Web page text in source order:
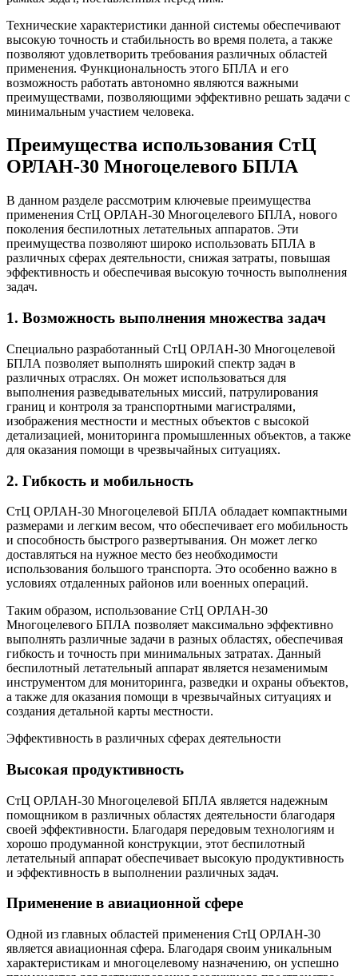
Технические характеристики данной системы обеспечивают
высокую точность и стабильность во время полета, а также
позволяют удовлетворить требования различных областей
применения. Функциональность этого БПЛА и его
возможность работать автономно являются важными
преимуществами, позволяющими эффективно решать задачи с
минимальным участием человека.
Преимущества использования СтЦ
ОРЛАН-30 Многоцелевого БПЛА
В данном разделе рассмотрим ключевые преимущества
применения СтЦ ОРЛАН-30 Многоцелевого БПЛА, нового
поколения беспилотных летательных аппаратов. Эти
преимущества позволяют широко использовать БПЛА в
различных сферах деятельности, снижая затраты, повышая
эффективность и обеспечивая высокую точность выполнения
задач.
1. Возможность выполнения множества задач
Специально разработанный СтЦ ОРЛАН-30 Многоцелевой
БПЛА позволяет выполнять широкий спектр задач в
различных отраслях. Он может использоваться для
выполнения разведывательных миссий, патрулирования
границ и контроля за транспортными магистралями,
изображения местности и местных объектов с высокой
детализацией, мониторинга промышленных объектов, а также
для оказания помощи в чрезвычайных ситуациях.
2. Гибкость и мобильность
СтЦ ОРЛАН-30 Многоцелевой БПЛА обладает компактными
размерами и легким весом, что обеспечивает его мобильность
и способность быстрого развертывания. Он может легко
доставляться на нужное место без необходимости
использования большого транспорта. Это особенно важно в
условиях отдаленных районов или военных операций.
Таким образом, использование СтЦ ОРЛАН-30
Многоцелевого БПЛА позволяет максимально эффективно
выполнять различные задачи в разных областях, обеспечивая
гибкость и точность при минимальных затратах. Данный
беспилотный летательный аппарат является незаменимым
инструментом для мониторинга, разведки и охраны объектов,
а также для оказания помощи в чрезвычайных ситуациях и
создания детальной карты местности.
Эффективность в различных сферах деятельности
Высокая продуктивность
СтЦ ОРЛАН-30 Многоцелевой БПЛА является надежным
помощником в различных областях деятельности благодаря
своей эффективности. Благодаря передовым технологиям и
хорошо продуманной конструкции, этот беспилотный
летательный аппарат обеспечивает высокую продуктивность
и эффективность в выполнении различных задач.
Применение в авиационной сфере
Одной из главных областей применения СтЦ ОРЛАН-30
является авиационная сфера. Благодаря своим уникальным
характеристикам и многоцелевому назначению, он успешно